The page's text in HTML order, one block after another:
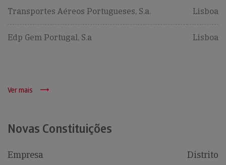
Transportes Aéreos Portugueses, S.a. Lisboa
Edp Gem Portugal, S.a Lisboa
Ver mais
Novas Constituições
Empresa Distrito